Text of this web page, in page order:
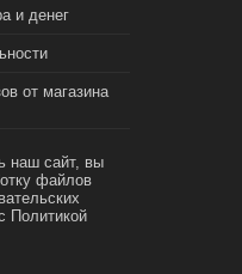
и денег
от магазина
наш сайт, вы
файлов
Политикой